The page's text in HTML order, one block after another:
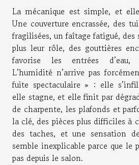
La mécanique est simple, et
Une couverture encrassée, des
fragilisées, un faîtage fatigué,
plus leur rôle, des gouttières
favorise les entrées d’eau,
L’humidité n’arrive pas
fuite spectaculaire » : elle
elle stagne, et elle finit par
de charpente, les plafonds et
la clé, des pièces plus difficiles à
des taches, et une sensation
semble inexplicable parce que le
pas depuis le salon.